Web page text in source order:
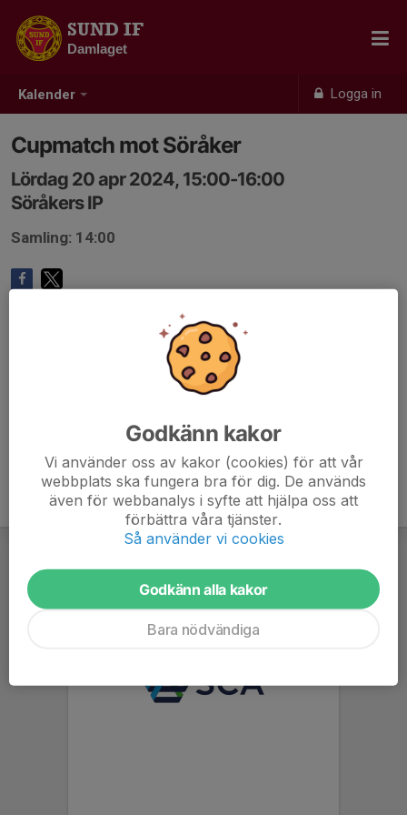
Kalender Logga in
SUND IF
Damlaget
Cupmatch mot Söråker
Lördag 20 apr 2024, 15:00-16:00
Söråkers IP
Samling: 14:00
Godkänn kakor
Vi använder oss av kakor (cookies) för att vår
webbplats ska fungera bra för dig. De används
även för webbanalys i syfte att hjälpa oss att
förbättra våra tjänster.
Så använder vi cookies
Godkänn alla kakor
Bara nödvändiga